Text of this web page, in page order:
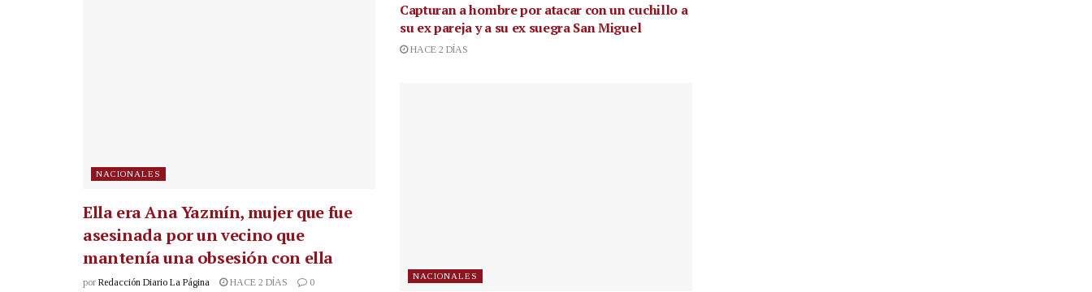
NACIONALES
Ella era Ana Yazmín, mujer que fue
asesinada por un vecino que
mantenía una obsesión con ella
por Redacción Diario La Página HACE 2 DÍAS 0
Capturan a hombre por atacar con un cuchillo a
su ex pareja y a su ex suegra San Miguel
HACE 2 DÍAS
NACIONALES